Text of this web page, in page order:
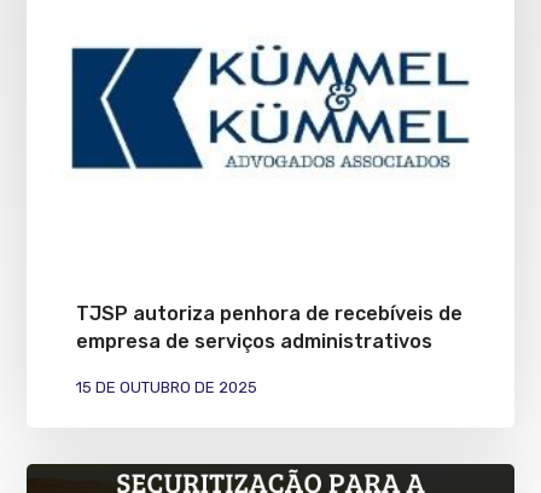
TJSP autoriza penhora de recebíveis de
empresa de serviços administrativos
15 DE OUTUBRO DE 2025